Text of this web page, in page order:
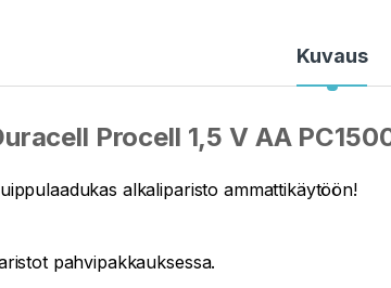
Kuvaus
Procell 1,5 V AA
alkaliparisto ammattikäytöön!
pahvipakkauksessa.